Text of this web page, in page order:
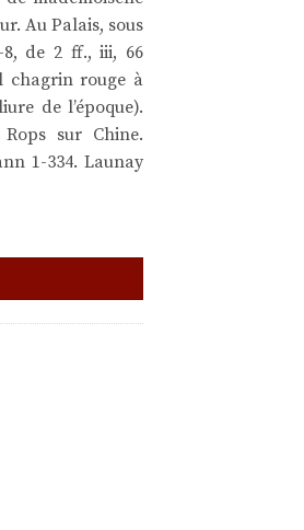
Au Palais, sous
8, de 2 ff., iii, 66
chagrin rouge à
de l’époque).
sur Chine.
1-334. Launay